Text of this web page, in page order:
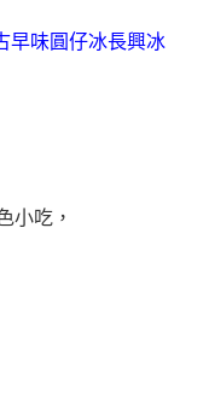
早味圓仔冰長興冰
小吃，